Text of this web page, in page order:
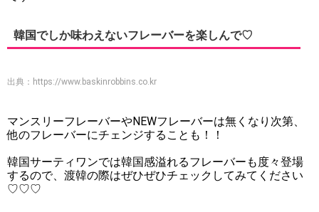
韓国でしか味わえないフレーバーを楽しんで♡
出典： https://www.baskinrobbins.co.kr
マンスリーフレーバーやNEWフレーバーは無くなり次第、
他のフレーバーにチェンジすることも！！
韓国サーティワンでは韓国感溢れるフレーバーも度々登場
するので、渡韓の際はぜひぜひチェックしてみてください
♡♡♡